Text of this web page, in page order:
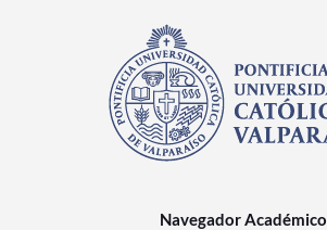
Navegador Académico